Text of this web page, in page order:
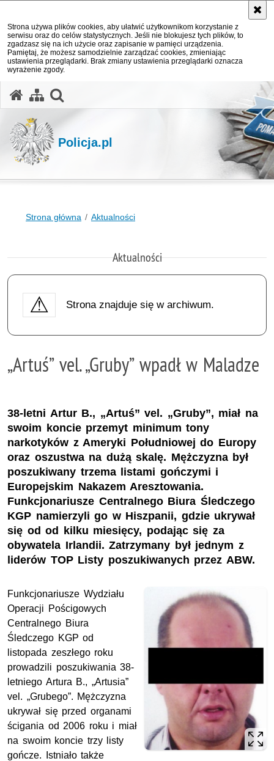
Strona używa plików cookies, aby ułatwić użytkownikom korzystanie z
serwisu oraz do celów statystycznych. Jeśli nie blokujesz tych plików, to
zgadzasz się na ich użycie oraz zapisanie w pamięci urządzenia.
Pamiętaj, że możesz samodzielnie zarządzać cookies, zmieniając
ustawienia przeglądarki. Brak zmiany ustawienia przeglądarki oznacza
wyrażenie zgody.
Policja.pl
Strona główna Aktualności
Aktualności
Strona znajduje się w archiwum.
„Artuś” vel. „Gruby” wpadł w Maladze
38-letni Artur B., „Artuś” vel. „Gruby”, miał na
swoim koncie przemyt minimum tony
narkotyków z Ameryki Południowej do Europy
oraz oszustwa na dużą skalę. Mężczyzna był
poszukiwany trzema listami gończymi i
Europejskim Nakazem Aresztowania.
Funkcjonariusze Centralnego Biura Śledczego
KGP namierzyli go w Hiszpanii, gdzie ukrywał
się od od kilku miesięcy, podając się za
obywatela Irlandii. Zatrzymany był jednym z
liderów TOP Listy poszukiwanych przez ABW.
Funkcjonariusze Wydziału
Operacji Pościgowych
Centralnego Biura
Śledczego KGP od
listopada zeszłego roku
prowadzili poszukiwania 38-
letniego Artura B., „Artusia”
vel. „Grubego”. Mężczyzna
ukrywał się przed organami
ścigania od 2006 roku i miał
na swoim koncie trzy listy
gończe. Istniało także